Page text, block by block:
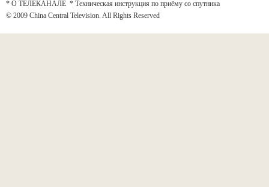
* О ТЕЛЕКАНАЛЕ * Техническая инструкция по приёму со спутника
© 2009 China Central Television. All Rights Reserved